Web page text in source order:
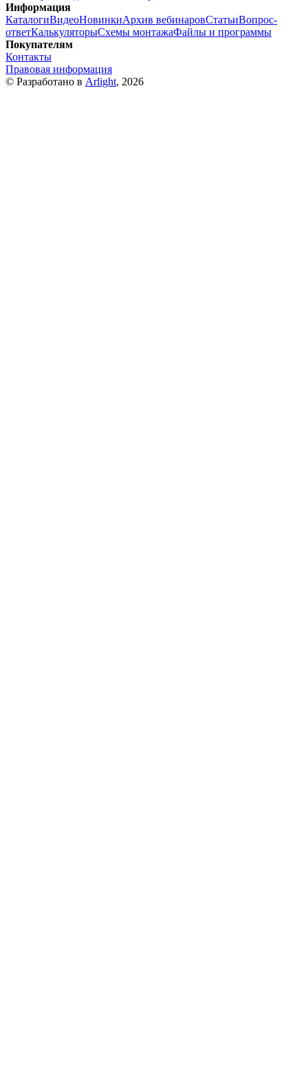
Информация
КаталогиВидеоНовинкиАрхив вебинаровСтатьиВопрос-
ответКалькуляторыСхемы монтажаФайлы и программы
Покупателям
Контакты
Правовая информация
© Разработано в Arlight, 2026